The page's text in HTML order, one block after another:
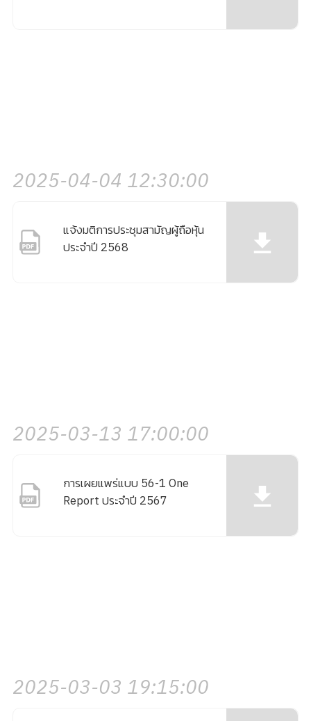
2025-04-04 12:30:00
แจ้งมติการประชุมสามัญผู้ถือหุ้น
ประจำปี 2568
2025-03-13 17:00:00
การเผยแพร่แบบ 56-1 One
Report ประจำปี 2567
2025-03-03 19:15:00